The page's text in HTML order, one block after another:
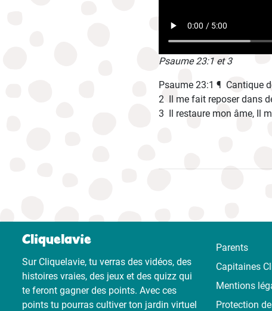
Psaume 23:1 et 3
Psaume 23:1 ¶ Cantique
2 Il me fait reposer dans
3 Il restaure mon âme, Il
Cliquelavie
Sur Cliquelavie, tu verras des vidéos, des
histoires vraies, des jeux et des quizz qui
te feront gagner des points. Avec ces
points tu pourras cultiver ton jardin virtuel
Parents
Capitaines
Mentions
Protection